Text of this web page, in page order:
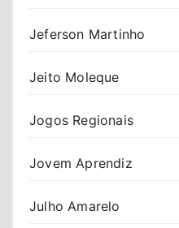
Jeferson Martinho
Jeito Moleque
Jogos Regionais
Jovem Aprendiz
Julho Amarelo